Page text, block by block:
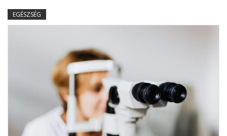
EGÉSZSÉG